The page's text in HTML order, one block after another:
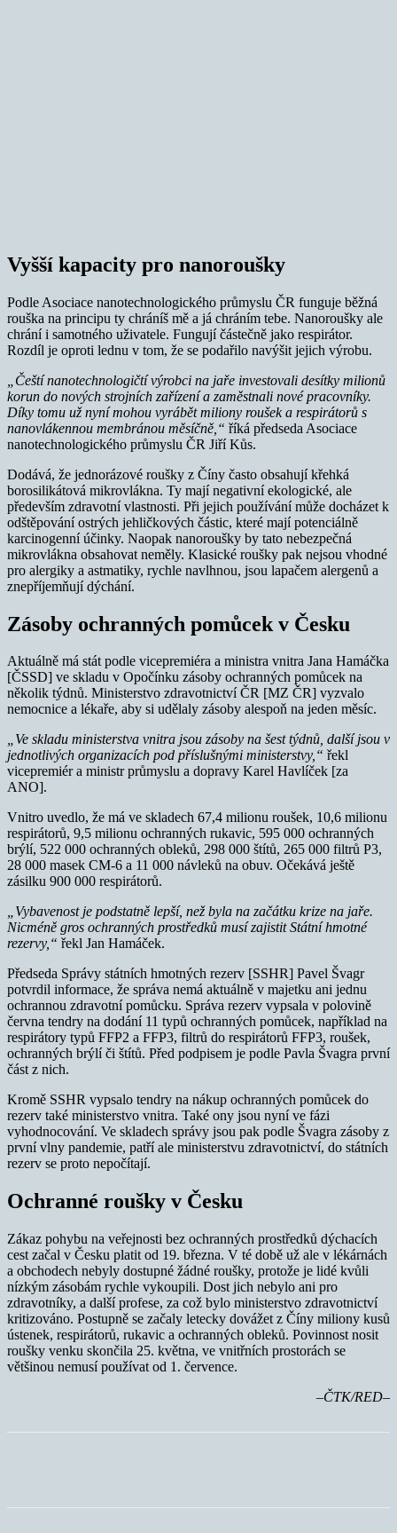
Vyšší kapacity pro nanoroušky
Podle Asociace nanotechnologického průmyslu ČR funguje běžná
rouška na principu ty chráníš mě a já chráním tebe. Nanoroušky ale
chrání i samotného uživatele. Fungují částečně jako respirátor.
Rozdíl je oproti lednu v tom, že se podařilo navýšit jejich výrobu.
„Čeští nanotechnologičtí výrobci na jaře investovali desítky milionů
korun do nových strojních zařízení a zaměstnali nové pracovníky.
Díky tomu už nyní mohou vyrábět miliony roušek a respirátorů s
nanovlákennou membránou měsíčně,“ říká předseda Asociace
nanotechnologického průmyslu ČR Jiří Kůs.
Dodává, že jednorázové roušky z Číny často obsahují křehká
borosilikátová mikrovlákna. Ty mají negativní ekologické, ale
především zdravotní vlastnosti. Při jejich používání může docházet k
odštěpování ostrých jehličkových částic, které mají potenciálně
karcinogenní účinky. Naopak nanoroušky by tato nebezpečná
mikrovlákna obsahovat neměly. Klasické roušky pak nejsou vhodné
pro alergiky a astmatiky, rychle navlhnou, jsou lapačem alergenů a
znepříjemňují dýchání.
Zásoby ochranných pomůcek v Česku
Aktuálně má stát podle vicepremiéra a ministra vnitra Jana Hamáčka
[ČSSD] ve skladu v Opočínku zásoby ochranných pomůcek na
několik týdnů. Ministerstvo zdravotnictví ČR [MZ ČR] vyzvalo
nemocnice a lékaře, aby si udělaly zásoby alespoň na jeden měsíc.
„Ve skladu ministerstva vnitra jsou zásoby na šest týdnů, další jsou v
jednotlivých organizacích pod příslušnými ministerstvy,“ řekl
vicepremiér a ministr průmyslu a dopravy Karel Havlíček [za
ANO].
Vnitro uvedlo, že má ve skladech 67,4 milionu roušek, 10,6 milionu
respirátorů, 9,5 milionu ochranných rukavic, 595 000 ochranných
brýlí, 522 000 ochranných obleků, 298 000 štítů, 265 000 filtrů P3,
28 000 masek CM-6 a 11 000 návleků na obuv. Očekává ještě
zásilku 900 000 respirátorů.
„Vybavenost je podstatně lepší, než byla na začátku krize na jaře.
Nicméně gros ochranných prostředků musí zajistit Státní hmotné
rezervy,“ řekl Jan Hamáček.
Předseda Správy státních hmotných rezerv [SSHR] Pavel Švagr
potvrdil informace, že správa nemá aktuálně v majetku ani jednu
ochrannou zdravotní pomůcku. Správa rezerv vypsala v polovině
června tendry na dodání 11 typů ochranných pomůcek, například na
respirátory typů FFP2 a FFP3, filtrů do respirátorů FFP3, roušek,
ochranných brýlí či štítů. Před podpisem je podle Pavla Švagra první
část z nich.
Kromě SSHR vypsalo tendry na nákup ochranných pomůcek do
rezerv také ministerstvo vnitra. Také ony jsou nyní ve fázi
vyhodnocování. Ve skladech správy jsou pak podle Švagra zásoby z
první vlny pandemie, patří ale ministerstvu zdravotnictví, do státních
rezerv se proto nepočítají.
Ochranné roušky v Česku
Zákaz pohybu na veřejnosti bez ochranných prostředků dýchacích
cest začal v Česku platit od 19. března. V té době už ale v lékárnách
a obchodech nebyly dostupné žádné roušky, protože je lidé kvůli
nízkým zásobám rychle vykoupili. Dost jich nebylo ani pro
zdravotníky, a další profese, za což bylo ministerstvo zdravotnictví
kritizováno. Postupně se začaly letecky dovážet z Číny miliony kusů
ústenek, respirátorů, rukavic a ochranných obleků. Povinnost nosit
roušky venku skončila 25. května, ve vnitřních prostorách se
většinou nemusí používat od 1. července.
–ČTK/RED–